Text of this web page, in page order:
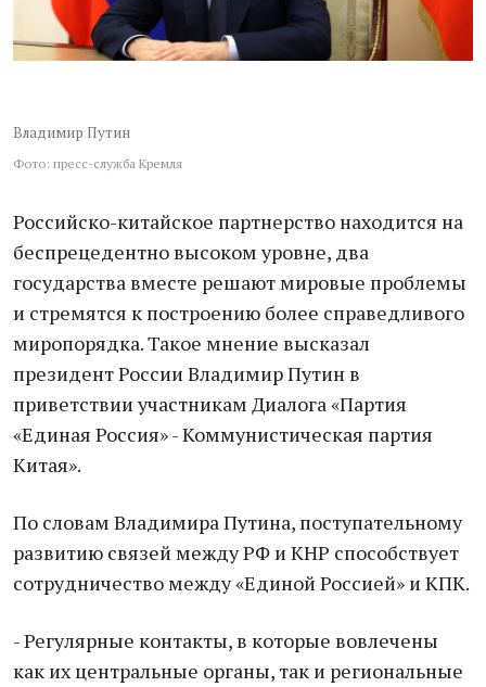
Владимир Путин
Фото: пресс-служба Кремля
Российско-китайское партнерство находится на
беспрецедентно высоком уровне, два
государства вместе решают мировые проблемы
и стремятся к построению более справедливого
миропорядка. Такое мнение высказал
президент России Владимир Путин в
приветствии участникам Диалога «Партия
«Единая Россия» - Коммунистическая партия
Китая».
По словам Владимира Путина, поступательному
развитию связей между РФ и КНР способствует
сотрудничество между «Единой Россией» и КПК.
- Регулярные контакты, в которые вовлечены
как их центральные органы, так и региональные